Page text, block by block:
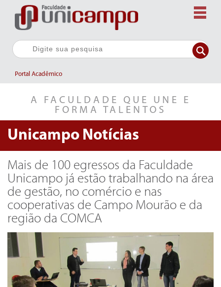
Portal Acadêmico
A FACULDADE QUE UNE E
FORMA TALENTOS
Unicampo Notícias
Mais de 100 egressos da Faculdade
Unicampo já estão trabalhando na área
de gestão, no comércio e nas
cooperativas de Campo Mourão e da
região da COMCA